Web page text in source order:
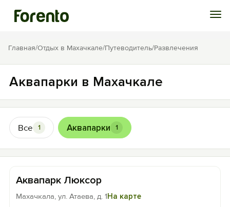
Войти
История просмотра
Добавить свой объект
Главная/Отдых в Махачкале/Путеводитель/Развлечения
Аквапарки в Махачкале
Все 1 Аквапарки 1
Аквапарк Люксор
Махачкала, ул. Атаева, д. 1На карте